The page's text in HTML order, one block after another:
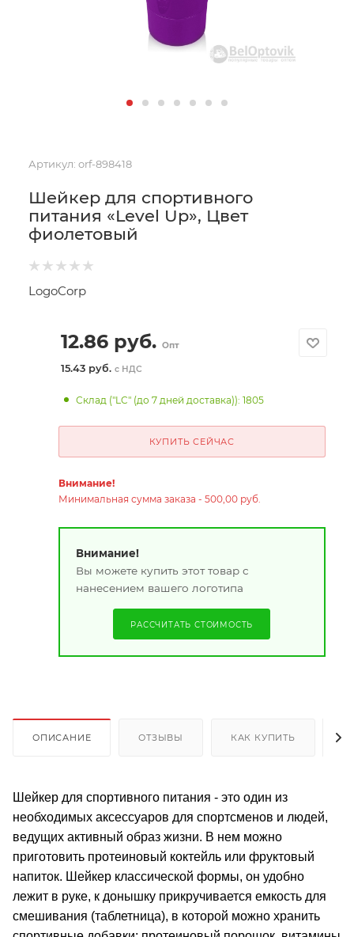
Артикул: orf-898418
Шейкер для спортивного
питания «Level Up», Цвет
фиолетовый
LogoCorp
12.86руб. Опт
15.43 руб. с НДС
Склад ("LC" (до 7 дней доставка)): 1805
КУПИТЬ СЕЙЧАС
Внимание!
Минимальная сумма заказа - 500,00 руб.
Внимание!
Вы можете купить этот товар с
нанесением вашего логотипа
РАССЧИТАТЬ СТОИМОСТЬ
ОПИСАНИЕ ОТЗЫВЫ КАК КУПИТЬ
Шейкер для спортивного питания - это один из
необходимых аксессуаров для спортсменов и людей,
ведущих активный образ жизни. В нем можно
приготовить протеиновый коктейль или фруктовый
напиток. Шейкер классической формы, он удобно
лежит в руке, к донышку прикручивается емкость для
смешивания (таблетница), в которой можно хранить